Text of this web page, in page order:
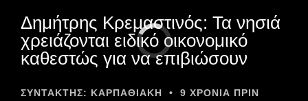
Δημήτρης Κρεμαστινός: Τα νησιά
χρειάζονται ειδικό οικονομικό
καθεστώς για να επιβιώσουν
ΣΥΝΤΆΚΤΗΣ: ΚΑΡΠΑΘΙΑΚΗ • 9 ΧΡΌΝΙΑ ΠΡΙΝ